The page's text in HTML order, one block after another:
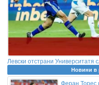
Левски отстрани
Новини в
Феран Торес